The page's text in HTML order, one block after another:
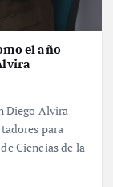
el año
Diego Alvira
para
Ciencias de la